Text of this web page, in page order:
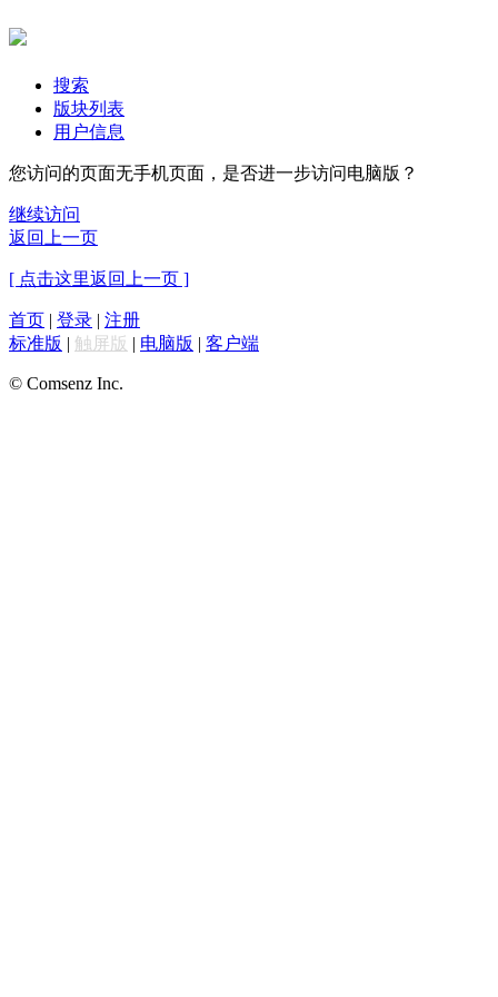
搜索
版块列表
用户信息
您访问的页面无手机页面，是否进一步访问电脑版？
继续访问
返回上一页
[ 点击这里返回上一页 ]
首页 | 登录 | 注册
标准版 | 触屏版 | 电脑版 | 客户端
© Comsenz Inc.